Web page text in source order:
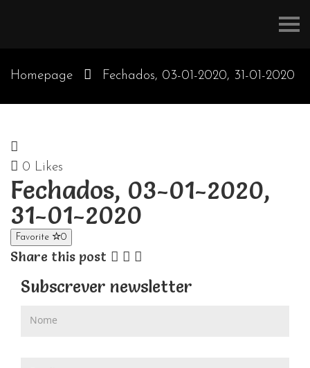
Homepage Fechados, 03-01-2020, 31-01-2020
0 Likes
Fechados, 03-01-2020,
31-01-2020
Favorite 0
Share this post
Subscrever newsletter